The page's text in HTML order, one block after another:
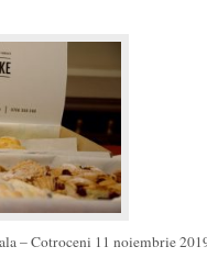
– Cotroceni 11 noiembrie